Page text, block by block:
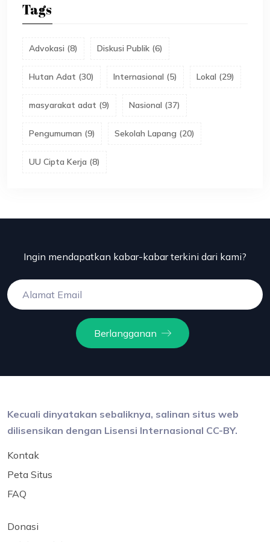
Tags
Advokasi (8) Diskusi Publik (6)
Hutan Adat (30) Internasional (5) Lokal (29)
masyarakat adat (9) Nasional (37)
Pengumuman (9) Sekolah Lapang (20)
UU Cipta Kerja (8)
Ingin mendapatkan kabar-kabar terkini dari kami?
Berlangganan
Kecuali dinyatakan sebaliknya, salinan situs web
dilisensikan dengan Lisensi Internasional CC-BY.
Kontak
Peta Situs
FAQ
Donasi